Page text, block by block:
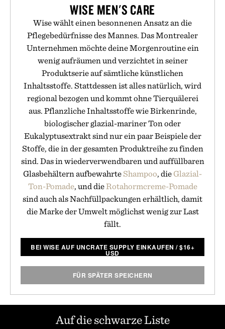
WISE MEN'S CARE
Wise wählt einen besonnenen Ansatz an die
Pflegebedürfnisse des Mannes. Das Montrealer
Unternehmen möchte deine Morgenroutine ein
wenig aufräumen und verzichtet in seiner
Produktserie auf sämtliche künstlichen
Inhaltsstoffe. Stattdessen ist alles natürlich, wird
regional bezogen und kommt ohne Tierquälerei
aus. Pflanzliche Inhaltsstoffe wie Birkenrinde,
biologischer glazial-mariner Ton oder
Eukalyptusextrakt sind nur ein paar Beispiele der
Stoffe, die in der gesamten Produktreihe zu finden
sind. Das in wiederverwendbaren und auffüllbaren
Glasbehältern aufbewahrte Shampoo, die Glazial-
Ton-Pomade, und dieRotahormcreme-Pomade
sind auch als Nachfüllpackungen erhältlich, damit
die Marke der Umwelt möglichst wenig zur Last
fällt.
BEI WISE AUF UNCRATE SUPPLY EINKAUFEN /$16+
USD
FÜR SPÄTER SPEICHERN
Auf die schwarze Liste